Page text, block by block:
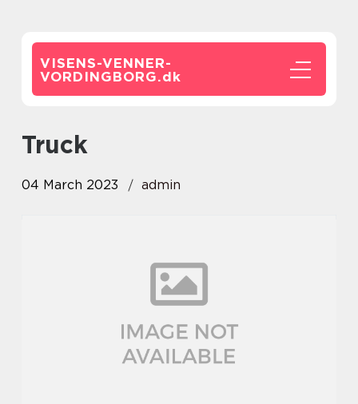
VISENS-VENNER-
VORDINGBORG.dk
truck
04 March 2023 admin